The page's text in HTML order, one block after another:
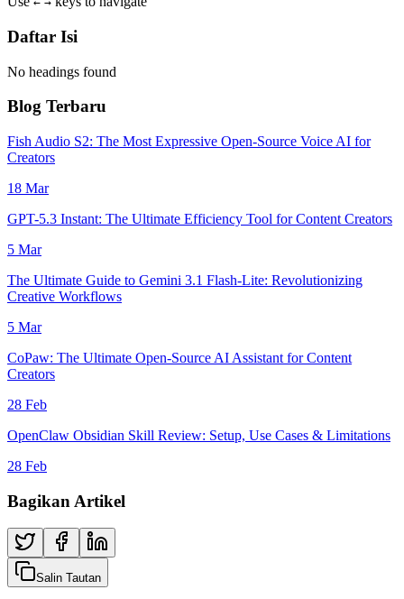
Daftar Isi
No headings found
Blog Terbaru
Fish Audio S2: The Most Expressive Open-Source Voice AI for
Creators
18 Mar
GPT-5.3 Instant: The Ultimate Efficiency Tool for Content Creators
5 Mar
The Ultimate Guide to Gemini 3.1 Flash-Lite: Revolutionizing
Creative Workflows
5 Mar
CoPaw: The Ultimate Open-Source AI Assistant for Content
Creators
28 Feb
OpenClaw Obsidian Skill Review: Setup, Use Cases & Limitations
28 Feb
Bagikan Artikel
Salin Tautan